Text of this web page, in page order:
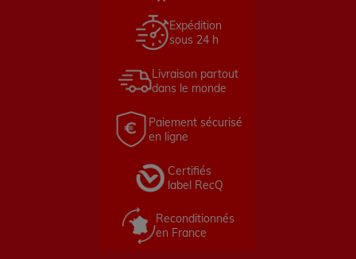
Expédition
sous 24 h
Livraison partout
dans le monde
Paiement sécurisé
en ligne
Certifiés
label RecQ
Reconditionnés
en France